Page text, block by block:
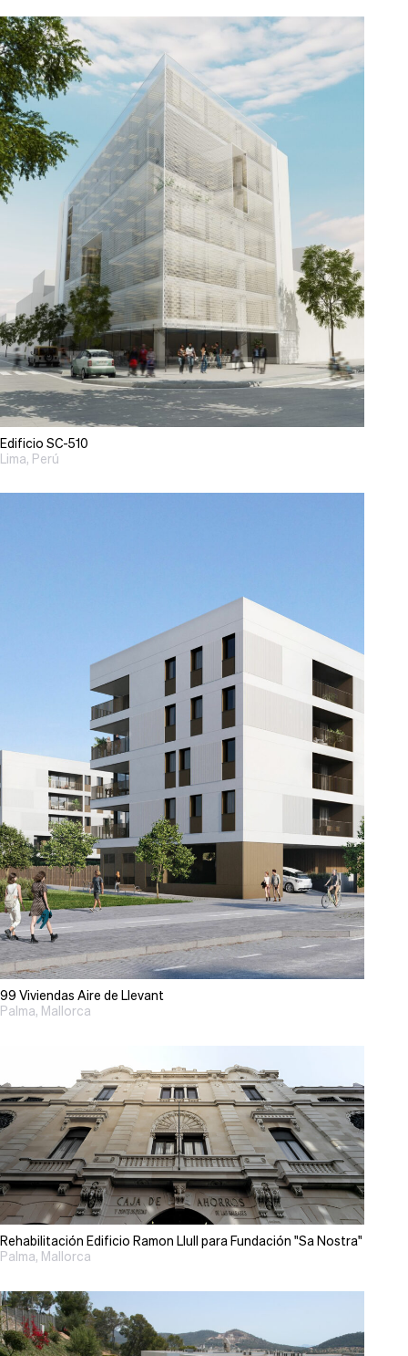
Edificio SC-510
Lima, Perú
99 Viviendas Aire de Llevant
Palma, Mallorca
Rehabilitación Edificio Ramon Llull para Fundación "Sa Nostra"
Palma, Mallorca